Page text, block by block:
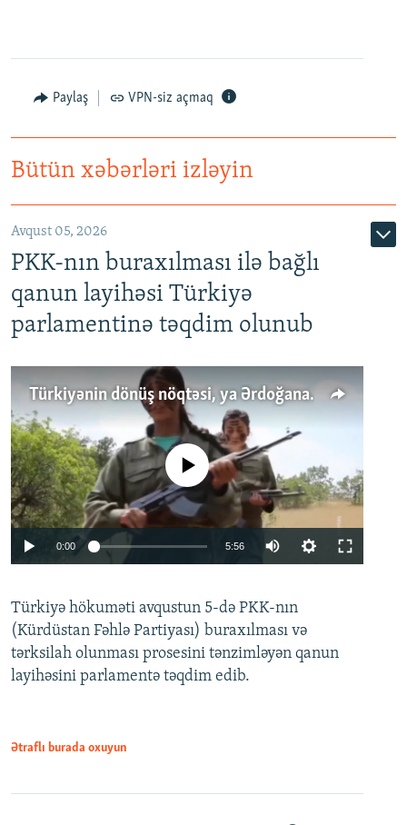
Paylaş VPN-siz açmaq
Bütün xəbərləri izləyin
Avqust 05, 2026
PKK-nın buraxılması ilə bağlı
qanun layihəsi Türkiyə
parlamentinə təqdim olunub
Türkiyənin dönüş nöqtəsi, ya Ərdoğana üçüncü şans: PKK ilə qəfil barışıq nə deməkdir?
Auto 240p 360p 480p
720p 1080p
No media source currently available
0:00 5:56
360p
480p
Türkiyə hökuməti avqustun 5-də PKK-nın
(Kürdüstan Fəhlə Partiyası) buraxılması və
tərksilah olunması prosesini tənzimləyən qanun
layihəsini parlamentə təqdim edib.
Ətraflı burada oxuyun